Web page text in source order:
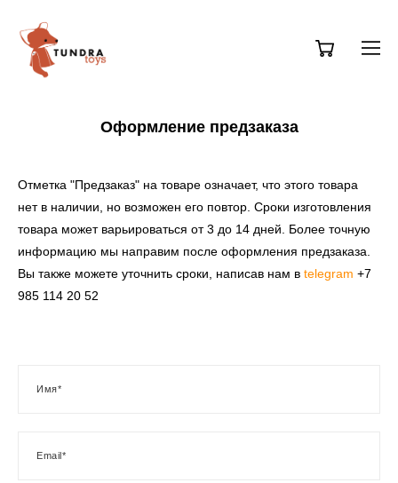
Оформление предзаказа
Отметка "Предзаказ" на товаре означает, что этого товара
нет в наличии, но возможен его повтор. Сроки изготовления
товара может варьироваться от 3 до 14 дней. Более точную
информацию мы направим после оформления предзаказа.
Вы также можете уточнить сроки, написав нам в telegram +7
985 114 20 52
Имя*
Email*